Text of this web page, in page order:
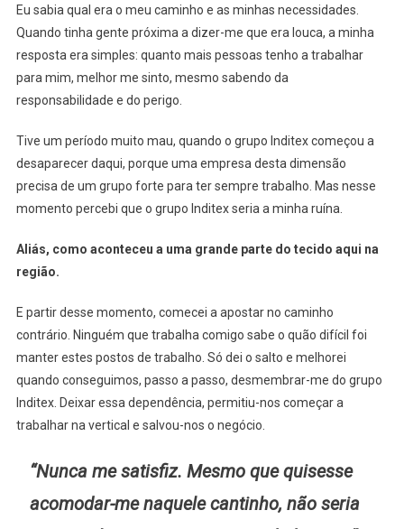
Eu sabia qual era o meu caminho e as minhas necessidades.
Quando tinha gente próxima a dizer-me que era louca, a minha
resposta era simples: quanto mais pessoas tenho a trabalhar
para mim, melhor me sinto, mesmo sabendo da
responsabilidade e do perigo.
Tive um período muito mau, quando o grupo Inditex começou a
desaparecer daqui, porque uma empresa desta dimensão
precisa de um grupo forte para ter sempre trabalho. Mas nesse
momento percebi que o grupo Inditex seria a minha ruína.
Aliás, como aconteceu a uma grande parte do tecido aqui na
região.
E partir desse momento, comecei a apostar no caminho
contrário. Ninguém que trabalha comigo sabe o quão difícil foi
manter estes postos de trabalho. Só dei o salto e melhorei
quando conseguimos, passo a passo, desmembrar-me do grupo
Inditex. Deixar essa dependência, permitiu-nos começar a
trabalhar na vertical e salvou-nos o negócio.
“Nunca me satisfiz. Mesmo que quisesse
acomodar-me naquele cantinho, não seria